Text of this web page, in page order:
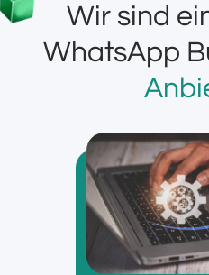
Wir sind
WhatsApp